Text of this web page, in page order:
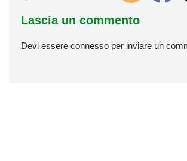
Lascia un commento
Devi essere connesso per inviare un